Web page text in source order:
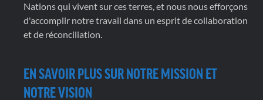
Nations qui vivent sur ces terres, et nous nous efforçons
d'accomplir notre travail dans un esprit de collaboration
et de réconciliation.
EN SAVOIR PLUS SUR NOTRE MISSION ET
NOTRE VISION